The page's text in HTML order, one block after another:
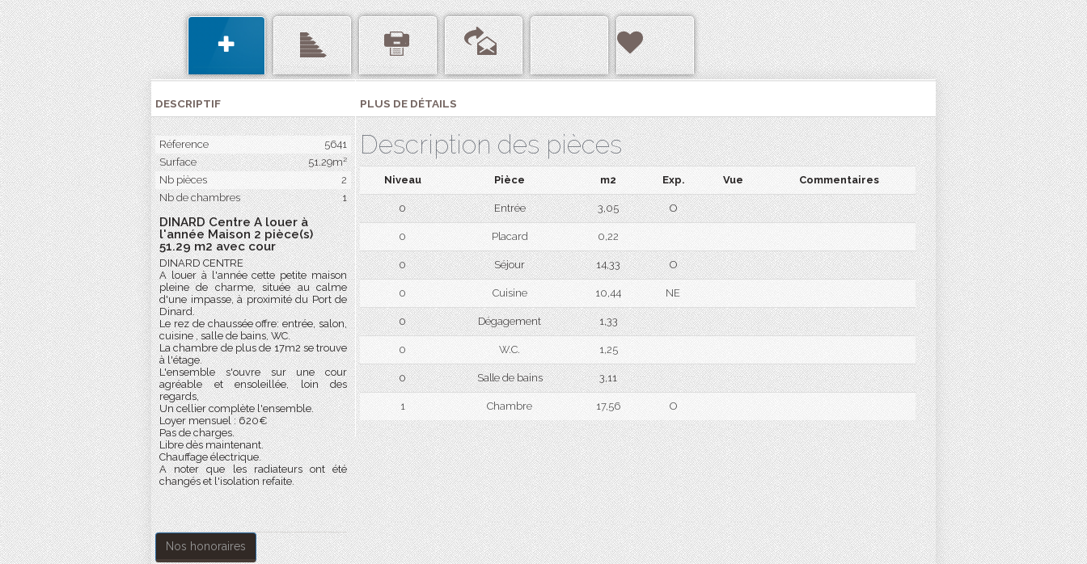
DESCRIPTIF
Réference
5641
Surface
51.29m²
Nb pièces
2
Nb de chambres
1
DINARD Centre A louer à
l'année Maison 2 pièce(s)
51.29 m2 avec cour
DINARD CENTRE
A louer à l'année cette petite maison
pleine de charme, située au calme
d'une impasse, à proximité du Port de
Dinard.
Le rez de chaussée offre: entrée, salon,
cuisine , salle de bains, WC.
La chambre de plus de 17m2 se trouve
à l'étage.
L'ensemble s'ouvre sur une cour
agréable et ensoleillée, loin des
regards,
Un cellier complète l'ensemble.
Loyer mensuel : 620€
Pas de charges.
Libre dès maintenant.
Chauffage électrique.
A noter que les radiateurs ont été
changés et l'isolation refaite.
Nos honoraires
PLUS DE DÉTAILS
Description des pièces
Niveau Pièce m2 Exp. Vue Commentaires
0 Entrée 3,05 O
0 Placard 0,22
0 Séjour 14,33 O
0 Cuisine 10,44 NE
0 Dégagement 1,33
0 W.C. 1,25
0 Salle de bains 3,11
1 Chambre 17,56 O